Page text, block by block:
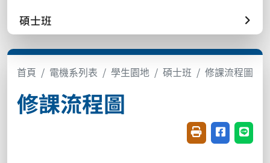
碩士班
首頁 電機系列表 學生園地 碩士班 修課流程圖
修課流程圖
友善列印(開新視
分享至臉書
分享